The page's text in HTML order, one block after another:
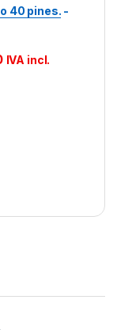
40 pines. -
IVA incl.